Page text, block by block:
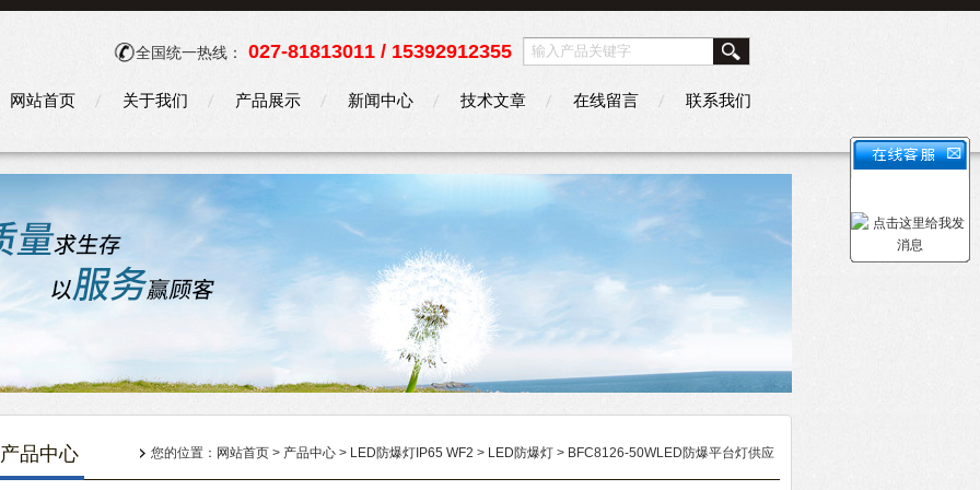
全国统一热线： 027-81813011 / 15392912355
网站首页 关于我们 产品展示 新闻中心 技术文章 在线留言 联系我们
产品中心 您的位置： 网站首页 > 产品中心 > LED防爆灯IP65 WF2 > LED防爆灯 > BFC8126-50WLED防爆平台灯供应